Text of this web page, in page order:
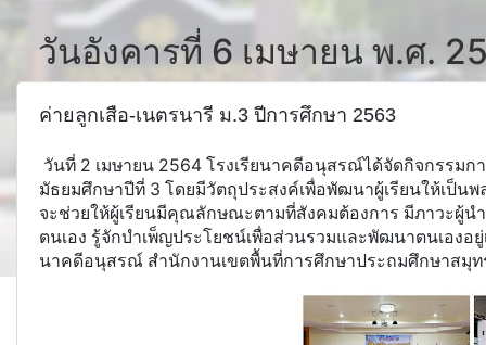
วันอังคารที่ 6 เมษายน พ.ศ.
ค่ายลูกเสือ-เนตรนารี ม.3 ปีการศึกษา 2563
วันที่ 2 เมษายน 2564 โรงเรียนาคดีอนุสรณ์ได้จัดกิจกรรม
มัธยมศึกษาปีที่ 3 โดยมีวัตถุประสงค์เพื่อพัฒนาผู้เรียนให้เป็น
จะช่วยให้ผู้เรียนมีคุณลักษณะตามที่สังคมต้องการ มีภาวะผู้
ตนเอง รู้จักบำเพ็ญประโยชน์เพื่อส่วนรวมและพัฒนาตนเองอ
นาคดีอนุสรณ์ สำนักงานเขตพื้นที่การศึกษาประถมศึกษาสมุท